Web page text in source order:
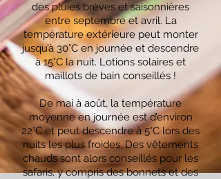
des pluies brèves et saisonnières
entre septembre et avril. La
température extérieure peut monter
jusqu’à 30°C en journée et descendre
à 15°C la nuit. Lotions solaires et
maillots de bain conseillés !
De mai à août, la température
moyenne en journée est d’environ
22°C et peut descendre à 5°C lors des
nuits les plus froides. Des vêtements
chauds sont alors conseillés pour les
safaris, y compris des bonnets et des